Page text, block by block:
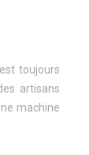
toujours
artisans
machine